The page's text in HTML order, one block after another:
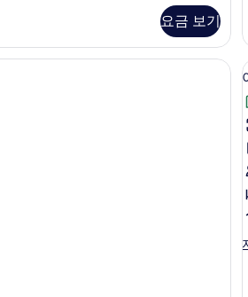
기
요금 보기
전
저자극성 침구, 미니바, 객실 내 금고,